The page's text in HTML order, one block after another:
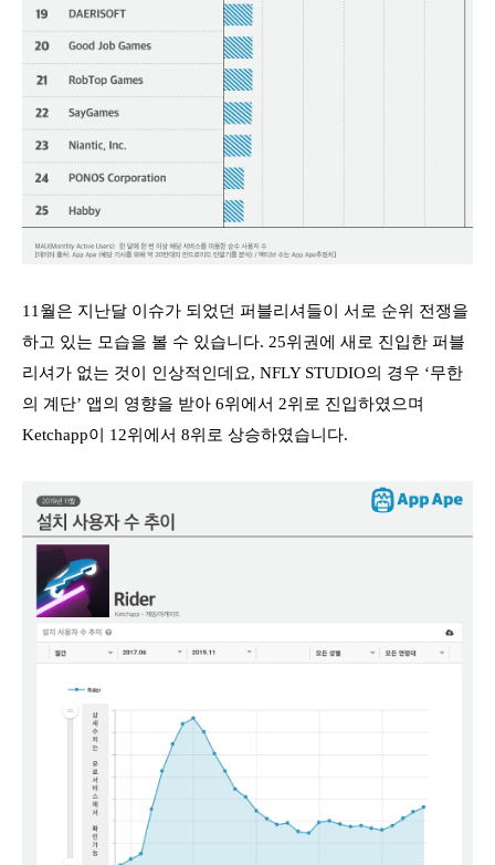
11월은 지난달 이슈가 되었던 퍼블리셔들이 서로 순위 전쟁을
하고 있는 모습을 볼 수 있습니다. 25위권에 새로 진입한 퍼블
리셔가 없는 것이 인상적인데요, NFLY STUDIO의 경우 ‘무한
의 계단’ 앱의 영향을 받아 6위에서 2위로 진입하였으며
Ketchapp이 12위에서 8위로 상승하였습니다.